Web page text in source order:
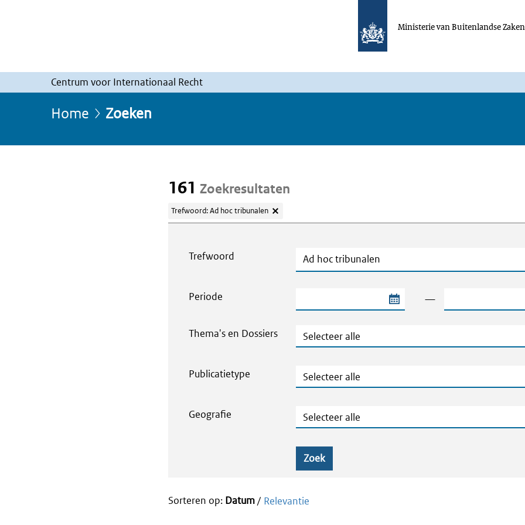
Ministerie van Buitenlandse Zaken
Centrum voor Internationaal Recht
Home Zoeken
161 Zoekresultaten
Trefwoord: Ad hoc tribunalen
Trefwoord Trefwoord
Periode Begindatum van de periode — Einddatum van de
Thema's en Dossiers Thema's en Dossiers
Publicatietype Publicatietype
Geografie Geografie
Zoek
Sorteren op: Datum/ Relevantie